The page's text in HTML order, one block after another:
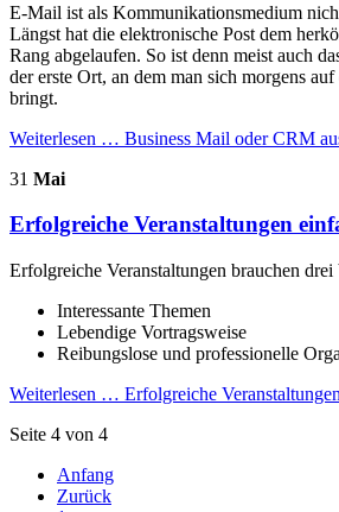
E-Mail ist als Kommunikationsmedium
Längst hat die elektronische Post dem
Rang abgelaufen. So ist denn meist auch
der erste Ort, an dem man sich morgens
bringt.
Weiterlesen … Business Mail oder CRM
31 Mai
Erfolgreiche Veranstaltungen
Erfolgreiche Veranstaltungen brauchen drei
Interessante Themen
Lebendige Vortragsweise
Reibungslose und professionelle
Weiterlesen … Erfolgreiche
Seite 4 von 4
Anfang
Zurück